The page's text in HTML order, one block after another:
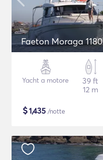
Faeton Moraga 1180
Yacht a motore
39 ft
12 m
$1,435 /notte